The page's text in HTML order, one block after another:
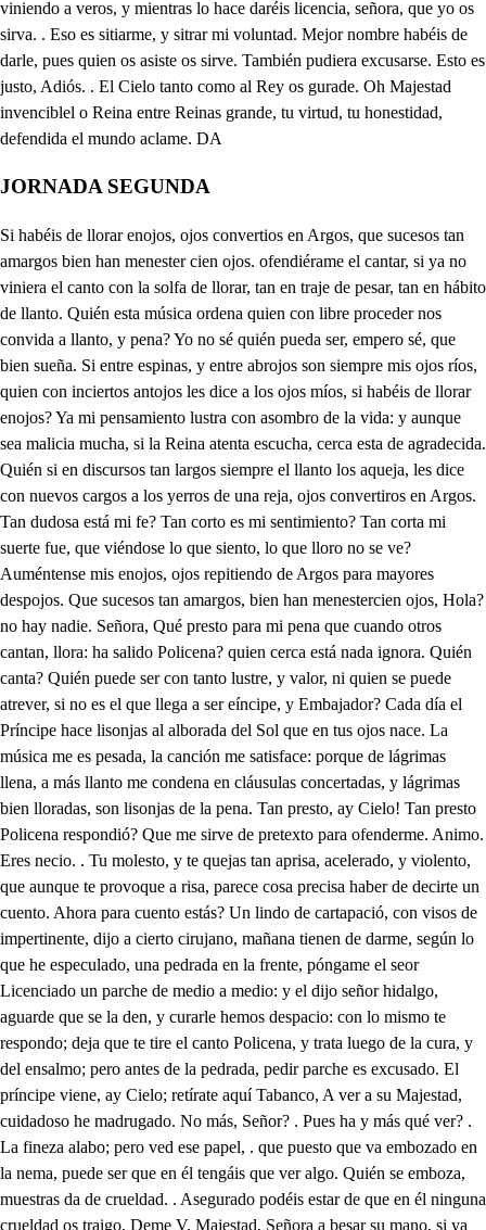
JORNADA SEGUNDA
Si habéis de llorar enojos, ojos convertios en Argos, que sucesos tan amargos bien han menester cien ojos. ofendiérame el cantar, si ya no viniera el canto con la solfa de llorar, tan en traje de pesar, tan en hábito de llanto. Quién esta música ordena quien con libre proceder nos convida a llanto, y pena? Yo no sé quién pueda ser, empero sé, que bien sueña. Si entre espinas, y entre abrojos son siempre mis ojos ríos, quien con inciertos antojos les dice a los ojos míos, si habéis de llorar enojos? Ya mi pensamiento lustra con asombro de la vida: y aunque sea malicia mucha, si la Reina atenta escucha, cerca esta de agradecida. Quién si en discursos tan largos siempre el llanto los aqueja, les dice con nuevos cargos a los yerros de una reja, ojos convertiros en Argos. Tan dudosa está mi fe? Tan corto es mi sentimiento? Tan corta mi suerte fue, que viéndose lo que siento, lo que lloro no se ve? Auméntense mis enojos, ojos repitiendo de Argos para mayores despojos. Que sucesos tan amargos, bien han menestercien ojos, Hola? no hay nadie. Señora, Qué presto para mi pena que cuando otros cantan, llora: ha salido Policena? quien cerca está nada ignora. Quién canta? Quién puede ser con tanto lustre, y valor, ni quien se puede atrever, si no es el que llega a ser eíncipe, y Embajador? Cada día el Príncipe hace lisonjas al alborada del Sol que en tus ojos nace. La música me es pesada, la canción me satisface: porque de lágrimas llena, a más llanto me condena en cláusulas concertadas, y lágrimas bien lloradas, son lisonjas de la pena. Tan presto, ay Cielo! Tan presto Policena respondió? Que me sirve de pretexto para ofenderme. Animo. Eres necio. . Tu molesto, y te quejas tan aprisa, acelerado, y violento, que aunque te provoque a risa, parece cosa precisa haber de decirte un cuento. Ahora para cuento estás? Un lindo de cartapació, con visos de impertinente, dijo a cierto cirujano, mañana tienen de darme, según lo que he especulado, una pedrada en la frente, póngame el seor Licenciado un parche de medio a medio: y el dijo señor hidalgo, aguarde que se la den, y curarle hemos despacio: con lo mismo te respondo; deja que te tire el canto Policena, y trata luego de la cura, y del ensalmo; pero antes de la pedrada, pedir parche es excusado. El príncipe viene, ay Cielo; retírate aquí Tabanco, A ver a su Majestad, cuidadoso he madrugado. No más, Señor? . Pues ha y más qué ver? . La fineza alabo; pero ved ese papel, . que puesto que va embozado en la nema, puede ser que en él tengáis que ver algo. Quién se emboza, muestras da de crueldad. . Asegurado podéis estar de que en él ninguna crueldad os traigo. Deme V. Majestad, Señora a besar su mano, si ya de aquella consulta han bajado los despachos. Mas vive Dios que el papel se me cayo de la mano. No han bajado, aunque ya veo vuestros papeles bien bajos. Muerta soy, qué inadvertencia! . Es memorial? . De turbado estoy sin mí: No señora; pero tal cual es. . Alzadlo. En vuestra mano le pongo. Ay señores, que se ha echado con la carga del secreto. No Príncipe, yo no abro papeles vuestros, que llegan a mi presencia turbados: vos le veréis, pues es vuestro, lo que yo os pido, y encargo, es, que excuséis por quien sois lo escandaloso, y pesado de estas músicas que escucho a las rejas de Palacio, que aunque agradezco el concepto, y os estimo el agasajo, en la viudez nunca tienen buen lugar festivos actos; más ved aquese papel, que pienso que os embarazo. No me juzgue tan grosero Majestad, que cuando estoy en presencia suya, o daros sé lo que he de hacer. . C lugar, cumpliremos todos. Remediose tanto daño: oh Reina Santa! sin duda el Cielo mueve sus labios. para que todo se acierte. . Señor, vedle despacio, que puede ser que os importe. Muda obediencia os consagro: sin duda el papel es suyo, pues despacio me ha mandado que le vea; yo, señora, le veré, siempre esperando favor, y mercedes vuestras. Nunca faltaré al despacho que debo: Ana, ven conmigo. Muerta me tuvo el cuidado; hablale tú, Policena, pues de mi amor sabes algo. Yo, señorá? Vuestra Alteza me excuse de riesgo tanto, pues no ignora, mi empeño. Haz lo que te mando. Laureta, ayúdame tú a salir de este cuidado. Policena, solamente se queda; qué haremos Fabio; Oír a Policina, y ver el papel. . Todo es encanto. Vuestra Alteza es muy dichoso. Y como; pero no es mucho serlo, quien merece tanto en ajenas voluntades. Qué pudiera serlo es llano por lo mucho que me precio de obediente, y de vasallo. No os pese, que yo he sabido que debéis más de un cuidado en Palacio. . . . Oyes aquello? No soy sordo; pero aguardo más noticias. . Yo, señora! Vos. . No si no Pelayo, pues quien ha de ser dichoso: Bien sin la duda me hallo de lo que ignoro, si ya no atribuyo favor tanto al dueño mío. . Quién es vuestro dueño? El Rey mi hermano. Así fuera él bien oído, como sois vos bien mirado. Mosca, ahora digo, que puedes pedir parche al cirujano, que ya tiró la pedrada. Y en el corrzón me ha dado. Yo soy bien mirado. . Vos favorecido, y amado. Pluguiera a Dios no lo fuera? los Reyes tienen amagos de deidad, y en fe de suyos hacen bien vistos vasallos: y si algo tengo yo bueno, es el parecerle tanto, que si le llegáis a ver, no haréis distinción de entrambos. Mucho vuestro hermano os debe Nacimos de un mismo parto; pero mi hermano primero, y creed, que aún no le pago el amor, que debo al Rey. Qué finísimos hermanos, Laureta? . Señora. . Atiende, mira, ay de mí! Si Alejandro está donde pueda vernos? No hagas extremos cuando te vea, que importa en tal caso no hagas caso de una sospecha creída, ni un recelo imaginado. Ya escampa, que lindamente se lo va facilitando. Daré voces. Estás loco? . Si estoy, La boca te tapo con la vida, y el honor, que son riesgos duplicados. Fabio, qué es esto? . Yo pienso que es más de lo que pensamos, y que la Reina sin duda te mira bien. . Qué villano pensamiento! No es posible. Por qué no es posible? Al cabo, no es mujer, a quién amor asiste? No es mujer Fabio; las Reinas no son mujeres. Pues qué son? Del Sol los rayos, que ciegan a quien los mira, aunque lo mismo he pensado, es para pensarlo yo, mas otro no ha de pensarlo, Señor. . Quitaré la vida a quien la hiciere ese agravio: al fin no me dices más? Mucho os dice, quien tan claro os dice, que sois querido. Sopla vivo para entrambos. Esta noche en el jardín pienso que os está esperando gran dicha, y de ese papel podéis mejor informaros. Ya no hay que esperar aquí. Aguardemos hasta el cabo. Concertose mi desdicha, porque no pueda negarlo: sacaré el rostro. Señor, ay de mí! Ay de mí! Alejandro. Qué es eso? No sé que os diga. Qué os alborota? Quedaos, que en cosas que no son mías. Aplicó remedio falso a la pedrada, después de habernos roto los cascos. Adiós, señor, Él os guarde. Harto ha dicho. Vamos, Fabio. Este amor es por lo oscuro, amor fantasma, amor trasgo, no puede ser de provecho, no puede valerme un cuarto, al de Alejandro me atengo. Tente embustera. Mal año. Traidora en ofensa mía. Con los huevos hemos dado en medio de la ceniza. Vive el Cielo Soberano, que si la verdad me niegas de lo que he oído, y mirado, que sangriento, y vengativo:: Ay como estas engañado. Yo lo creo. Ay, quién pudiera referirte todo el caso. Pues quién te impide el decirlo? Ser secreto reservado. Pues como le sabes tú, no podrá también mi amo saberlo? . No puede ser, aunque por decirlo rabio. Eso es darnos con la fresca. Pues, señor, hablemos claro: yo no lo puedo decir. Abrírete yo los labios con esta daga. Soy muda. Habla embustera, sepamos la verdad. mudita? Habla de milagro. Ya digo. Qué? qué dices? Que no hay de tu parte agravio. . Vete mujer, que yo quedo bien muerto; y mal consolado. Oyes, dale otra cadena por lo bien que has uegociado. . De aquel papel o el Príncipe traía, con sospecha quedó la atención mía: Filipo, ven conmigo que deseo, ya que de día este jardín no veo, pasearle de noche. Es permitido deshaogar el ánimo afligido. Y dar, ya que te acosan a millares paso al dolor, y tregua a los pesares Al fin, señora mía, el morirse de pena, es cobardía. Qué calle es esta? La de los cipreses. Huélgome, que por ella me trujeses por lo funesto. Repetido aviso, son sus plantas del bello Cipariso. Dónde la fuente está? os que el Príncipe Allí está la fuente. Llévame hacia el cristal de su corriente. Ya que mi hermana en el jardín se aleja, saldré a esperar al Príncipe a la reja del jardín, donde ya quedó avisado por el papel, que recibió turbado. Si he de creer al papel aquí está, es el punto mismo a donde solo me llama, solo conmigo he venido por cumplir el duelo de este amoroso desafío: Sin firma viene el papel, y aunque Ana me le dio, indicios de mayor dueño, me asombran: Grosero discurso mío, no me toquéis en la Reina; más decir, como me dijo, vedle despacio, que puede ser que os importe, es aviso, de que no necesitaba; qué escrupuloso, y que fino diensa el honor, nunca sea e quien pienso este delirio. Quién creerá, que deseando los favores, y el cariño de la Reina, quiero más, dudarlos, que recibirlos? Quisiera, que me quisiera; pero no por este estilo, sino amando al Rey, que amando su Embajador, es indigno pensamiento, puesto que la adoro, y soy el Rey mismo. Disculpe amor, por ser suyo, este amante desvarío, que cierta dama quería hablarle en aqueste sitio: escribí al Príncipe, y ya Policena lo habrá dichos pero ya en el puesto está, que un bulto allí determino: Es el Príncipe? . Señora, con el modo, y el estilo que habló a la Reina, he de hablar: es quien confuso ha venido al dosel de vuestros ojos, más temeroso que altivo; y quien os estima tanto, que casi está por deciros, que mudéis de consejo. . Cómo? Buscando dueño más digno, que yo a tanta Majestad, cobarde llego, y remiso. Conoceisme? Él ha pensado . que habla a mi hermana, delito es encubrir la verdad, mas pues el secreto es mío, dejarle quiero en su engaño por ahora. . En esto os digo, que de embajador me precio de mi hermano, y de su amigo. Muy fino estáis. . Mi lealtad me aconseja que sea fino. Y a mí me está bien,